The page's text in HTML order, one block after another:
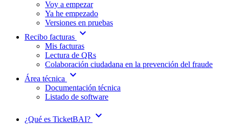
Voy a empezar
Ya he empezado
Versiones en pruebas
Recibo facturas expand_more
Mis facturas
Lectura de QRs
Colaboración ciudadana en la prevención del fraude
Área técnica
expand_more
Documentación técnica
Listado de software
¿Qué es TicketBAI? expand_more